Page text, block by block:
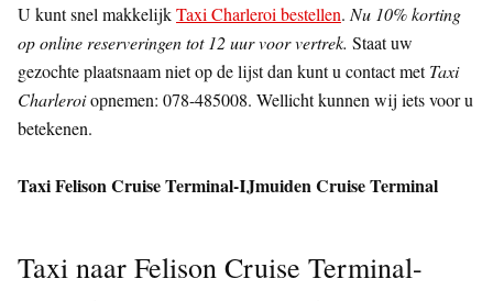
U kunt snel makkelijkTaxi Charleroi bestellen. Nu 10% korting
op online reserveringen tot 12 uur voor vertrek. Staat uw
gezochte plaatsnaam niet op de lijst dan kunt u contact metTaxi
Charleroiopnemen: 078-485008. Wellicht kunnen wij iets voor u
betekenen.
Taxi Felison Cruise Terminal-IJmuiden Cruise Terminal
Taxi naar Felison Cruise Terminal-